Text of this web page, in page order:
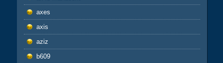
axes
axis
aziz
b609